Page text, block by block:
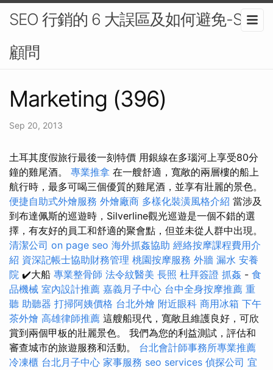
SEO 行銷的 6 大誤區及如何避免-SEO
顧問
Marketing (396)
Sep 20, 2013
土耳其度假旅行最後一刻特價 用銀線在多瑙河上享受80分
鐘的雞​​尾酒。 專業推拿 在一艘舒適，寬敞的兩層樓的船上
航行時，最多可喝三個優質的雞尾酒，並享有壯麗的景色。
便捷自助式外燴服務 外燴廠商 多樣化裝潢風格介紹 當涉及
到布達佩斯的巡遊時，Silverline觀光巡遊是一個不錯的選
擇，有友好的員工和舒適的聚會點，但並未從人群中出現。
清潔公司 on page seo 海外抓姦協助 經絡按摩課程費用介
紹 資深記帳士協助財務管理 桃園按摩服務 外牆 漏水 安養
院 ✔️大船 專業整骨師 法令紋醫美 長照 杜拜簽證 抓姦 - 食
品機械 室內設計推薦 嘉義月子中心 台中全身按摩推薦 重
聽 助聽器 打掃阿姨價格 台北外燴 附近眼科 商用冰箱 下午
茶外燴 高雄律師推薦 這艘船現代，寬敞且維護良好，可欣
賞到兩個甲板的壯麗景色。 我們為您的利益測試，評估和
審查城市的旅遊服務和活動。 台北會計師事務所專業推薦
冷凍櫃 台北月子中心 家事服務 seo services 偵探公司 宜